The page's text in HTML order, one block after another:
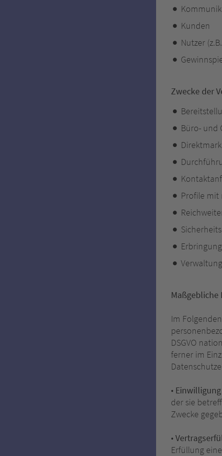
Kunden
Nutzer
Zwecke der
Büro- und
Profile mit
Maßgebliche
Im
DSGVO
ferner im
• Einwilligung
der sie
Zwecke
•
Erfüllung